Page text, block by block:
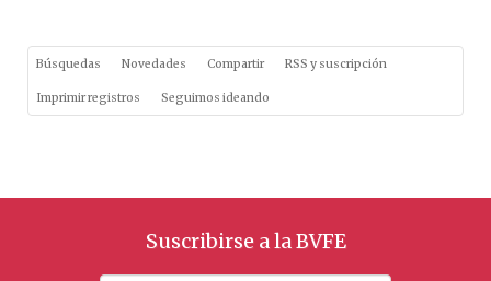
Búsquedas Novedades Compartir RSS y suscripción
Imprimir registros Seguimos ideando
Suscribirse a la BVFE